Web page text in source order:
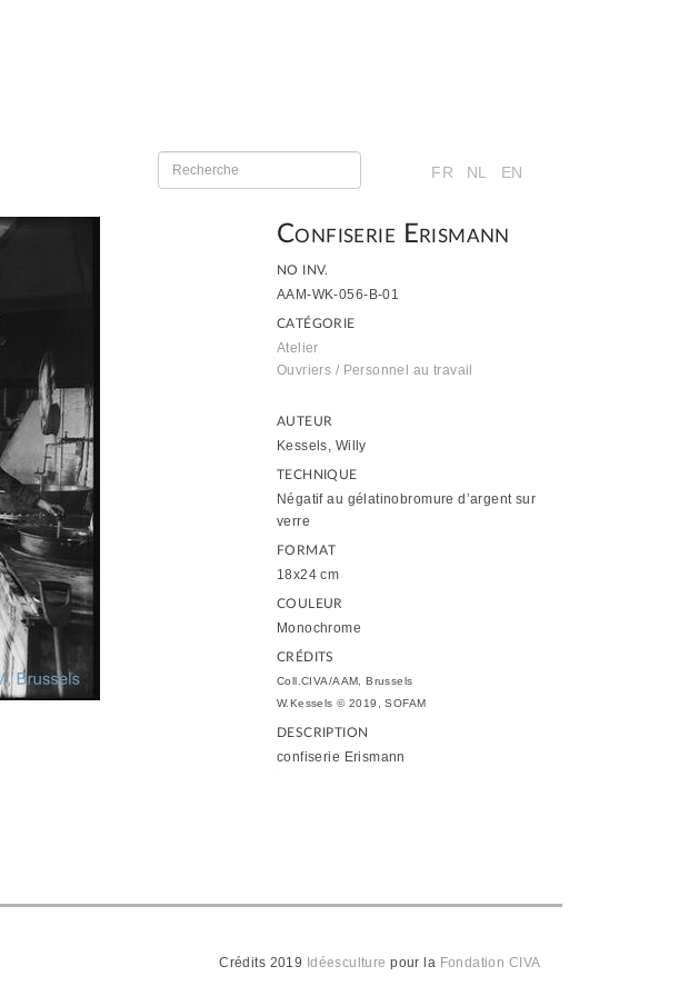
FR NL EN
Confiserie Erismann
NO INV.
AAM-WK-056-B-01
CATÉGORIE
Atelier
Ouvriers / Personnel au travail
AUTEUR
Kessels, Willy
TECHNIQUE
Négatif au gélatinobromure d’argent sur
verre
FORMAT
18x24 cm
COULEUR
Monochrome
CRÉDITS
Coll.CIVA/AAM, Brussels
W.Kessels © 2019, SOFAM
DESCRIPTION
confiserie Erismann
Crédits 2019 Idéesculture pour la Fondation CIVA